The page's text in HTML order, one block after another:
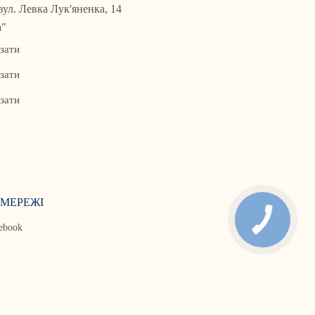
Левка Лук'яненка, 14